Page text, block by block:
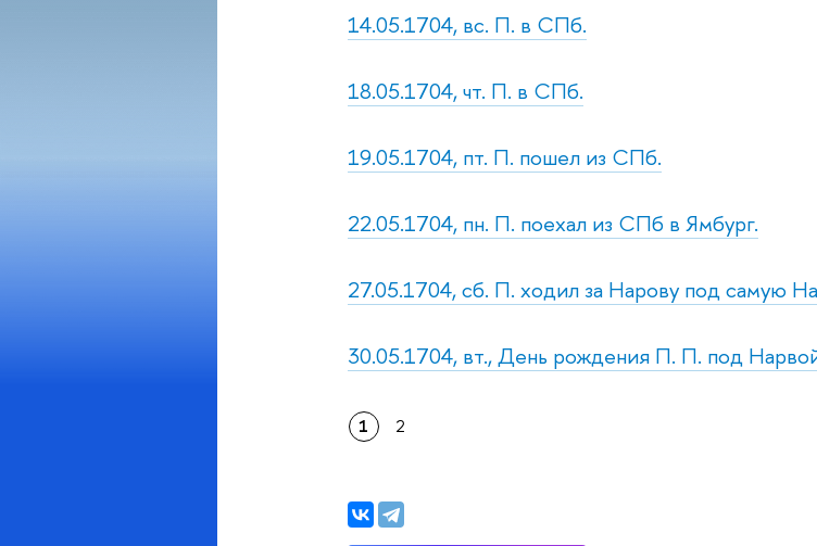
14.05.1704, вс. П. в СПб.
18.05.1704, чт. П. в СПб.
19.05.1704, пт. П. пошел из СПб.
22.05.1704, пн. П. поехал из СПб в Ямбург.
27.05.1704, сб. П. ходил за Нарову под самую
30.05.1704, вт., День рождения П. П. под
1 2